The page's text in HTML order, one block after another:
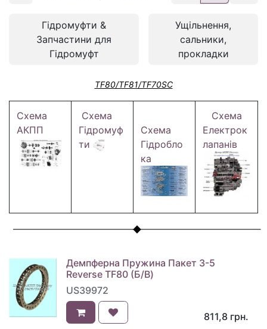
Гідромуфти &
Запчастини для
Гідромуфт
Ущільнення,
сальники,
прокладки
TF80/TF81/TF70SC
Схема
АКПП
Схема
Гідромуф
ти
Схема
Гідробло
ка
Схема
Електрок
лапанів
Демпферна Пружина Пакет 3-5
Reverse TF80 (Б/В)
US39972
811,8 грн.